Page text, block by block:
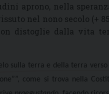
aprono, nella
nel nono secolo (+
distoglie dalla vita
sulla terra e della terra
come si trova nella